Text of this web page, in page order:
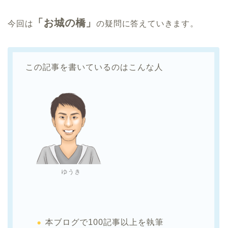
今回は 「お城の橋」の疑問に答えていきます。
この記事を書いているのはこんな人
ゆうき
本ブログで100記事以上を執筆